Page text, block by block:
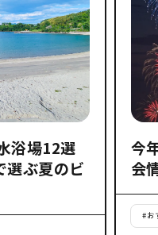
浴場12選
選ぶ夏のビ
今
会
#お